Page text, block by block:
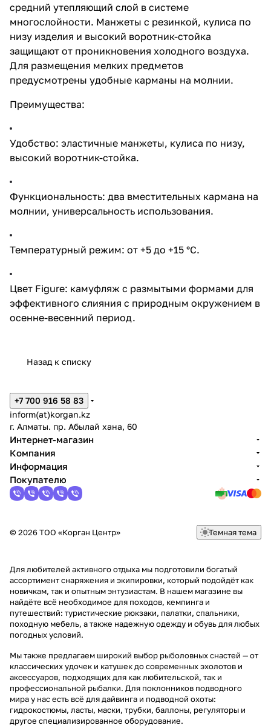
средний утепляющий слой в системе
многослойности. Манжеты с резинкой, кулиса по
низу изделия и высокий воротник-стойка
защищают от проникновения холодного воздуха.
Для размещения мелких предметов
предусмотрены удобные карманы на молнии.
Преимущества:
Удобство: эластичные манжеты, кулиса по низу,
высокий воротник-стойка.
Функциональность: два вместительных кармана на
молнии, универсальность использования.
Температурный режим: от +5 до +15 °C.
Цвет Figure: камуфляж с размытыми формами для
эффективного слияния с природным окружением в
осенне-весенний период.
Назад к списку
+7 700 916 58 83
inform(at)korgan.kz
г. Алматы. пр. Абылай хана, 60
Интернет-магазин
Компания
Информация
Покупателю
© 2026 ТОО «Корган Центр» Темная тема
Для любителей активного отдыха мы подготовили богатый
ассортимент снаряжения и экипировки, который подойдёт как
новичкам, так и опытным энтузиастам. В нашем магазине вы
найдёте всё необходимое для походов, кемпинга и
путешествий: туристические рюкзаки, палатки, спальники,
походную мебель, а также надежную одежду и обувь для любых
погодных условий.
Мы также предлагаем широкий выбор рыболовных снастей — от
классических удочек и катушек до современных эхолотов и
аксессуаров, подходящих для как любительской, так и
профессиональной рыбалки. Для поклонников подводного
мира у нас есть всё для дайвинга и подводной охоты:
гидрокостюмы, ласты, маски, трубки, баллоны, регуляторы и
другое специализированное оборудование.